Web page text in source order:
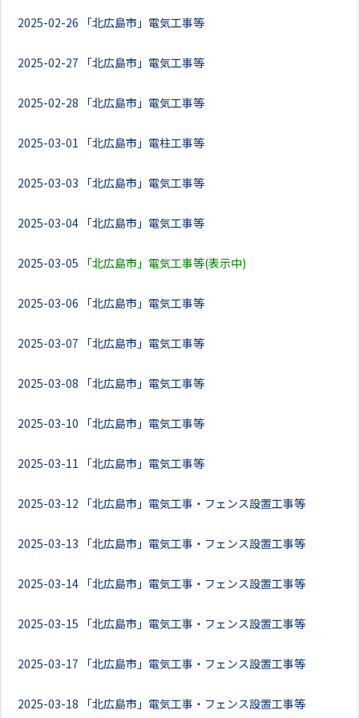
2025-02-26 「北広島市」電気工事等
2025-02-27 「北広島市」電気工事等
2025-02-28 「北広島市」電気工事等
2025-03-01 「北広島市」電柱工事等
2025-03-03 「北広島市」電気工事等
2025-03-04 「北広島市」電気工事等
2025-03-05 「北広島市」電気工事等(表示中)
2025-03-06 「北広島市」電気工事等
2025-03-07 「北広島市」電気工事等
2025-03-08 「北広島市」電気工事等
2025-03-10 「北広島市」電気工事等
2025-03-11 「北広島市」電気工事等
2025-03-12 「北広島市」電気工事・フェンス設置工事等
2025-03-13 「北広島市」電気工事・フェンス設置工事等
2025-03-14 「北広島市」電気工事・フェンス設置工事等
2025-03-15 「北広島市」電気工事・フェンス設置工事等
2025-03-17 「北広島市」電気工事・フェンス設置工事等
2025-03-18 「北広島市」電気工事・フェンス設置工事等